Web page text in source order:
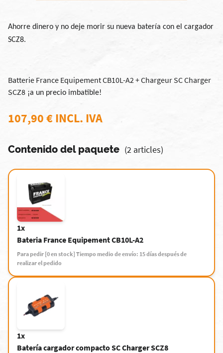
Ahorre dinero y no deje morir su nueva batería con el cargador
SCZ8.
Batterie France Equipement CB10L-A2 + Chargeur SC Charger
SCZ8 ¡a un precio imbatible!
107,90 € INCL. IVA
Contenido del paquete (2 articles)
1x
Bateria France Equipement CB10L-A2
Para pedir [0 en stock] Tiempo medio de envío: 15 días después de
realizar el pedido
1x
Batería cargador compacto SC Charger SCZ8